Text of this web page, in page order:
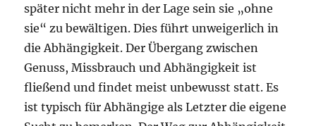
später nicht mehr in der Lage sein sie „ohne
sie“ zu bewältigen. Dies führt unweigerlich in
die Abhängigkeit. Der Übergang zwischen
Genuss, Missbrauch und Abhängigkeit ist
fließend und findet meist unbewusst statt. Es
ist typisch für Abhängige als Letzter die eigene